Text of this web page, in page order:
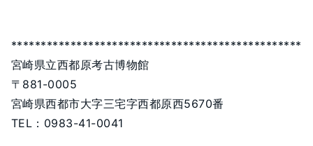
*************************************************
宮崎県立西都原考古博物館
〒881-0005
宮崎県西都市大字三宅字西都原西5670番
TEL：0983-41-0041